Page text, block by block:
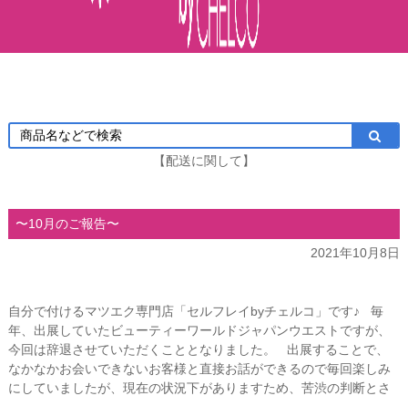
【配送に関して】
〜10月のご報告〜
2021年10月8日
自分で付けるマツエク専門店「セルフレイbyチェルコ」です♪ 毎
年、出展していたビューティーワールドジャパンウエストですが、
今回は辞退させていただくこととなりました。 出展することで、
なかなかお会いできないお客様と直接お話ができるので毎回楽しみ
にしていましたが、現在の状況下がありますため、苦渋の判断とさ